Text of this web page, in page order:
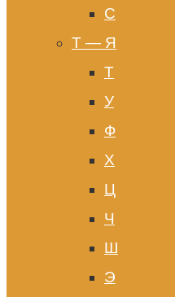
С
Т — Я
Т
У
Ф
Х
Ц
Ч
Ш
Э